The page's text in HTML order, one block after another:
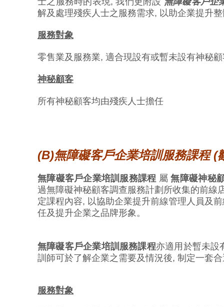
解及處理殘疾人士之服務需求, 以助企業提升
服務對象
零售業及服務業, 適合現設有或暫未設有神秘
神秘顧客
所有神秘顧客均由殘疾人士擔任
(B)無障礙客戶企業培訓服務課程(
無障礙客戶企業培訓服務課程 屬無障礙神秘
過無障礙神秘顧客調查服務計劃所收集的前線
定課程內容, 以協助企業提升前線管理人員及
任及提升企業之品牌形象。
無障礙客戶企業培訓服務課程亦適用於暫未設
訓師可於了解企業之需要及情況後, 制定一套
服務對象